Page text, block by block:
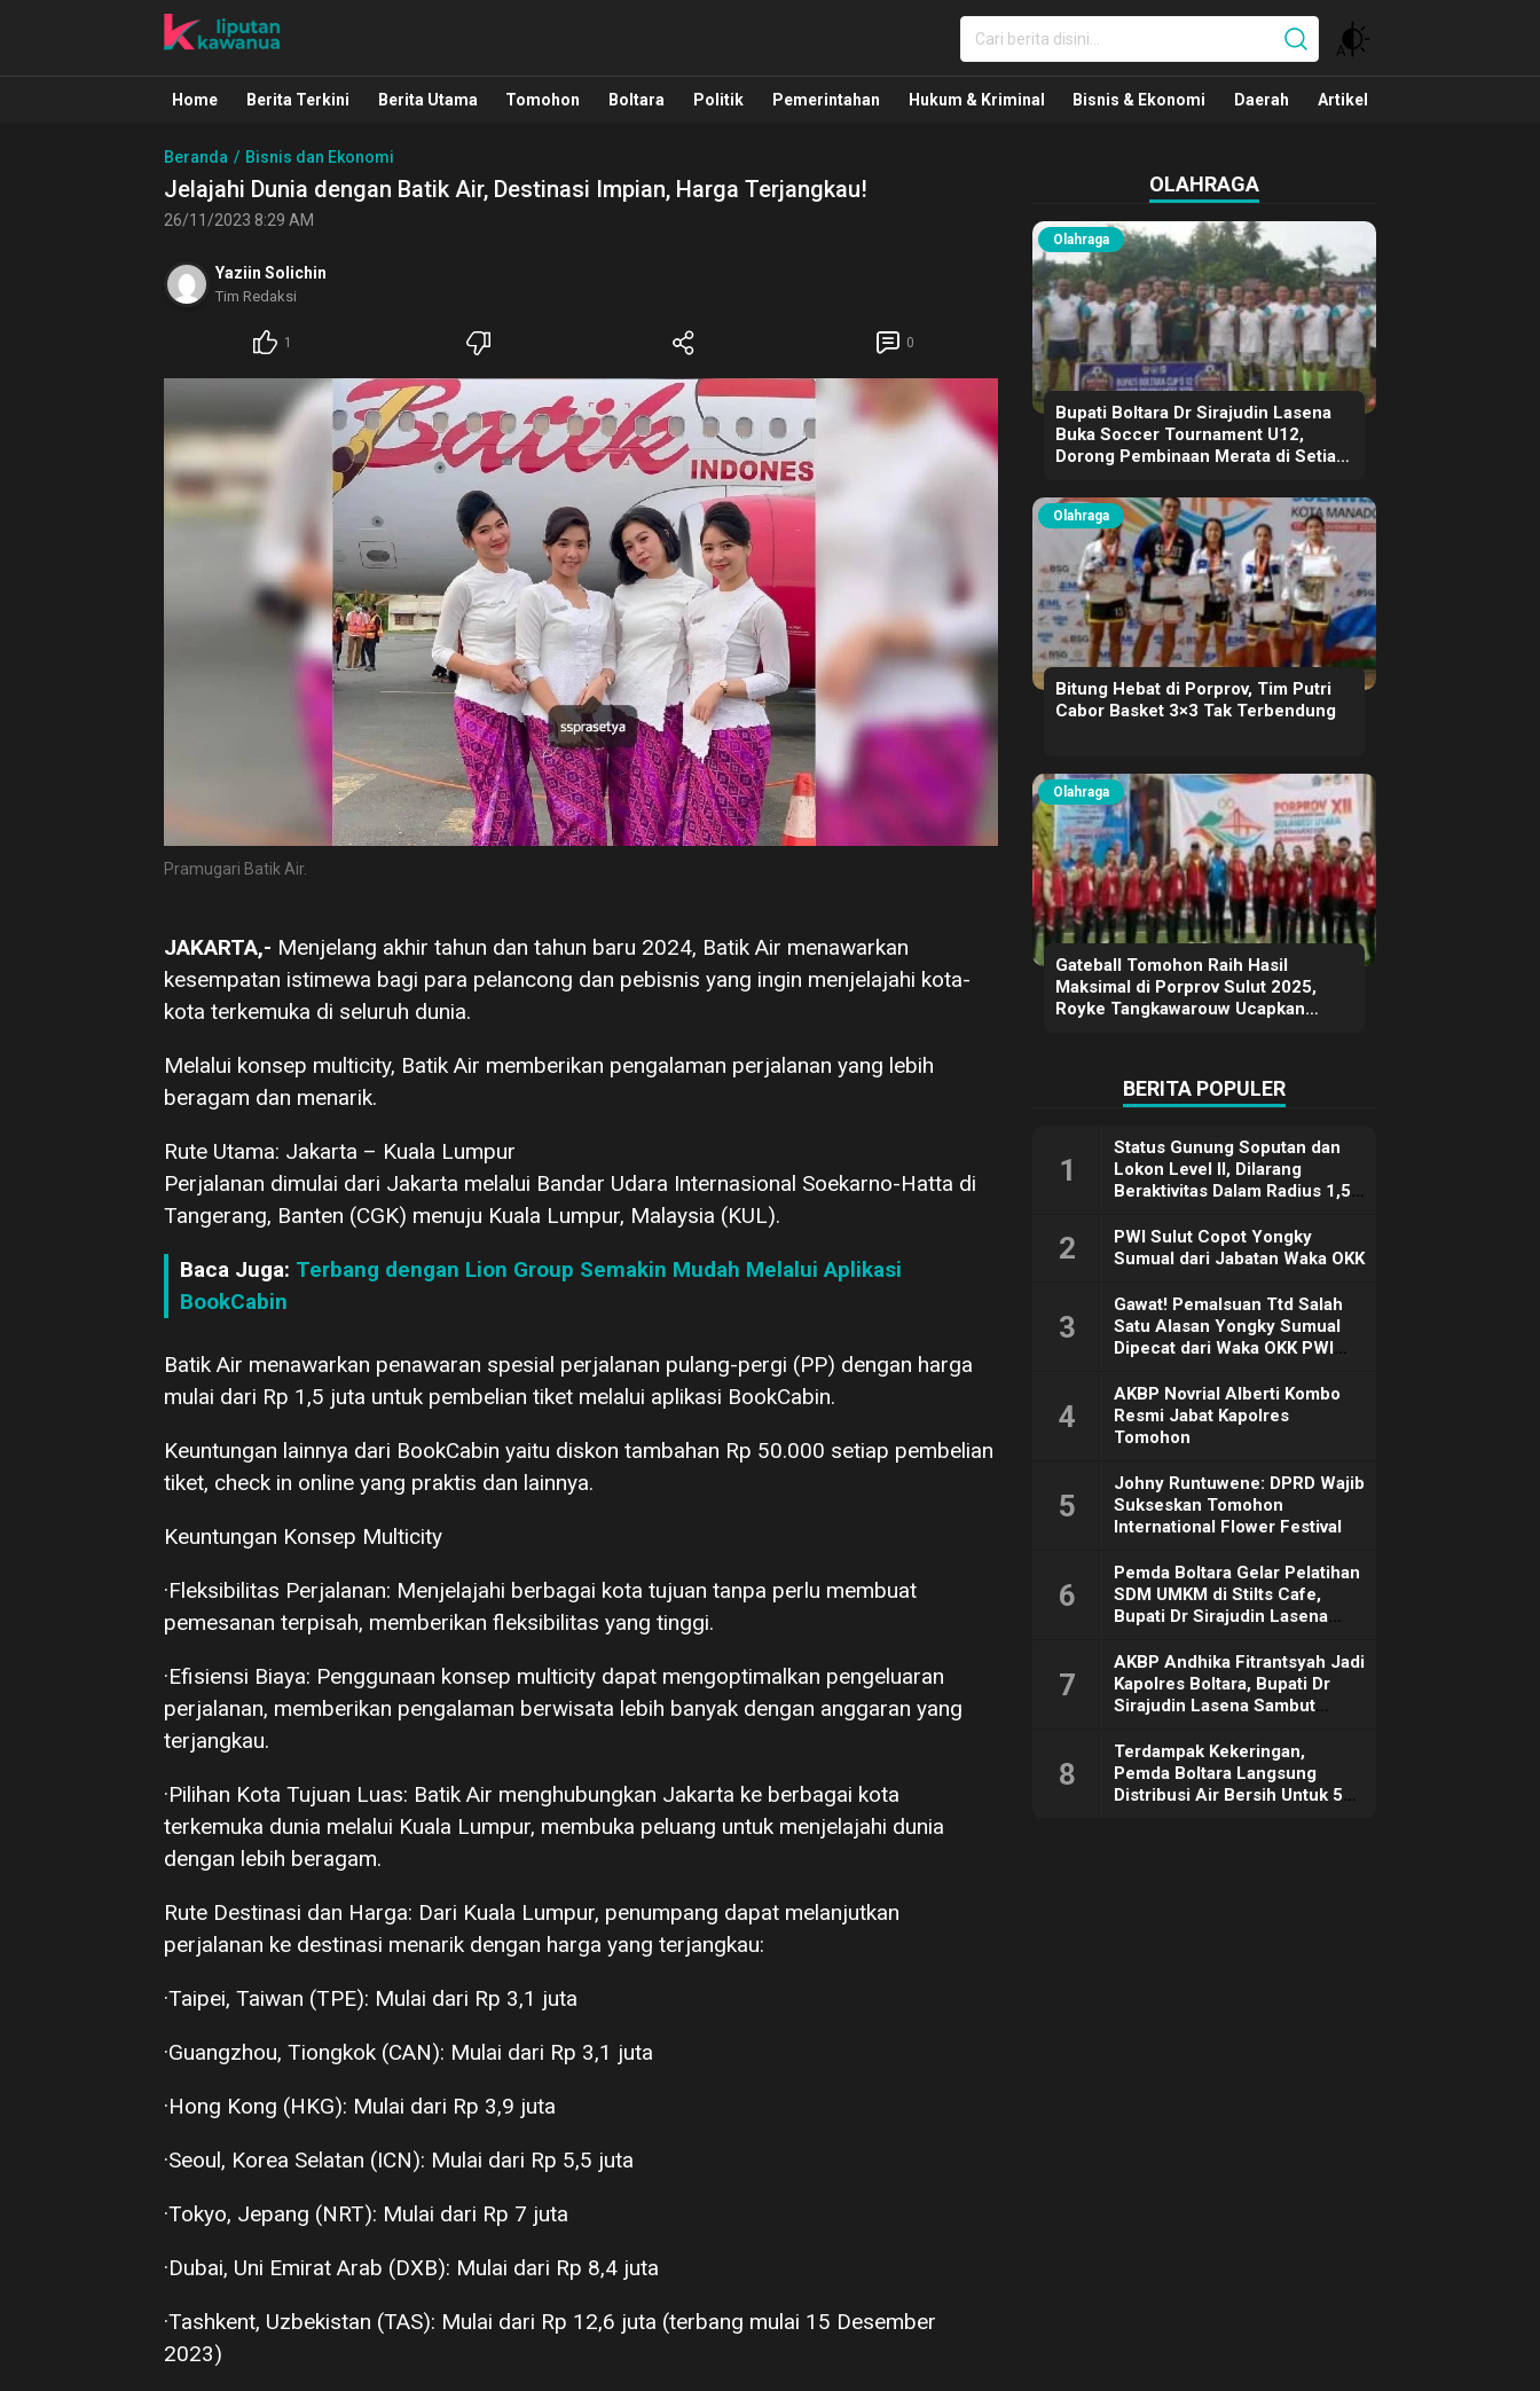
Liputan Kawanua
Berita Manado, Sulawesi Utara, Kawanua, Politik, Pemerintahan, Hukum Kriminal dan Nasional
Home Berita Terkini Berita Utama Tomohon Boltara Politik Pemerintahan Hukum & Kriminal Bisnis & Ekonomi Daerah Artikel
Beranda Bisnis dan Ekonomi
Jelajahi Dunia dengan Batik Air, Destinasi Impian, Harga Terjangkau!
26/11/2023 8:29 AM
Yaziin Solichin
Tim Redaksi
1 0
Pramugari Batik Air.
JAKARTA,- Menjelang akhir tahun dan tahun baru 2024, Batik Air menawarkan
kesempatan istimewa bagi para pelancong dan pebisnis yang ingin menjelajahi kota-
kota terkemuka di seluruh dunia.
Melalui konsep multicity, Batik Air memberikan pengalaman perjalanan yang lebih
beragam dan menarik.
Rute Utama: Jakarta – Kuala Lumpur
Perjalanan dimulai dari Jakarta melalui Bandar Udara Internasional Soekarno-Hatta di
Tangerang, Banten (CGK) menuju Kuala Lumpur, Malaysia (KUL).
Baca Juga: Terbang dengan Lion Group Semakin Mudah Melalui Aplikasi
BookCabin
Batik Air menawarkan penawaran spesial perjalanan pulang-pergi (PP) dengan harga
mulai dari Rp 1,5 juta untuk pembelian tiket melalui aplikasi BookCabin.
Keuntungan lainnya dari BookCabin yaitu diskon tambahan Rp 50.000 setiap pembelian
tiket, check in online yang praktis dan lainnya.
Keuntungan Konsep Multicity
·Fleksibilitas Perjalanan: Menjelajahi berbagai kota tujuan tanpa perlu membuat
pemesanan terpisah, memberikan fleksibilitas yang tinggi.
·Efisiensi Biaya: Penggunaan konsep multicity dapat mengoptimalkan pengeluaran
perjalanan, memberikan pengalaman berwisata lebih banyak dengan anggaran yang
terjangkau.
·Pilihan Kota Tujuan Luas: Batik Air menghubungkan Jakarta ke berbagai kota
terkemuka dunia melalui Kuala Lumpur, membuka peluang untuk menjelajahi dunia
dengan lebih beragam.
Rute Destinasi dan Harga: Dari Kuala Lumpur, penumpang dapat melanjutkan
perjalanan ke destinasi menarik dengan harga yang terjangkau:
·Taipei, Taiwan (TPE): Mulai dari Rp 3,1 juta
·Guangzhou, Tiongkok (CAN): Mulai dari Rp 3,1 juta
·Hong Kong (HKG): Mulai dari Rp 3,9 juta
·Seoul, Korea Selatan (ICN): Mulai dari Rp 5,5 juta
·Tokyo, Jepang (NRT): Mulai dari Rp 7 juta
·Dubai, Uni Emirat Arab (DXB): Mulai dari Rp 8,4 juta
·Tashkent, Uzbekistan (TAS): Mulai dari Rp 12,6 juta (terbang mulai 15 Desember
2023)
OLAHRAGA
Olahraga
Bupati Boltara Dr Sirajudin Lasena
Buka Soccer Tournament U12,
Dorong Pembinaan Merata di Setiap
Olahraga
Bitung Hebat di Porprov, Tim Putri
Cabor Basket 3×3 Tak Terbendung
Olahraga
Gateball Tomohon Raih Hasil
Maksimal di Porprov Sulut 2025,
Royke Tangkawarouw Ucapkan
BERITA POPULER
1
Status Gunung Soputan dan
Lokon Level II, Dilarang
Beraktivitas Dalam Radius 1,5
2
PWI Sulut Copot Yongky
Sumual dari Jabatan Waka OKK
3
Gawat! Pemalsuan Ttd Salah
Satu Alasan Yongky Sumual
Dipecat dari Waka OKK PWI
4
AKBP Novrial Alberti Kombo
Resmi Jabat Kapolres
Tomohon
5
Johny Runtuwene: DPRD Wajib
Sukseskan Tomohon
International Flower Festival
6
Pemda Boltara Gelar Pelatihan
SDM UMKM di Stilts Cafe,
Bupati Dr Sirajudin Lasena
Dorong Ekonomi Daerah
7
AKBP Andhika Fitrantsyah Jadi
Kapolres Boltara, Bupati Dr
Sirajudin Lasena Sambut
8
Terdampak Kekeringan,
Pemda Boltara Langsung
Distribusi Air Bersih Untuk 50